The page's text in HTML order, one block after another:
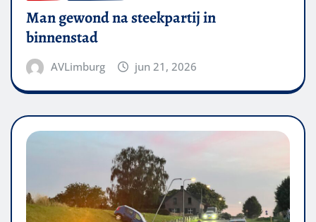
Man gewond na steekpartij in
binnenstad
AVLimburg jun 21, 2026